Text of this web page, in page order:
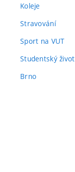
Koleje
Stravování
Sport na VUT
Studentský život
Brno